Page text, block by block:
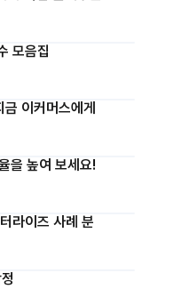
모음집
이커머스에게
을 높여 보세요!
라이즈 사례 분